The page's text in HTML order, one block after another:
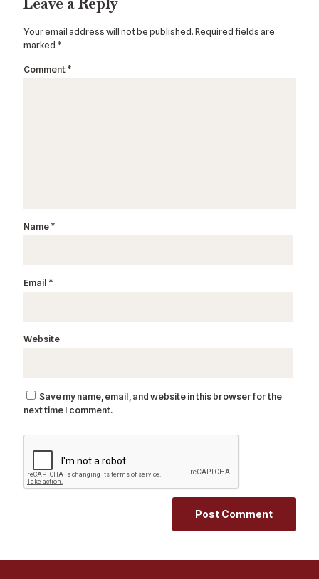
Your email address will not be published.Required fields are
marked *
Comment*
Name*
Email *
Website
Save my name, email, and website in this browser for the
next time I comment.